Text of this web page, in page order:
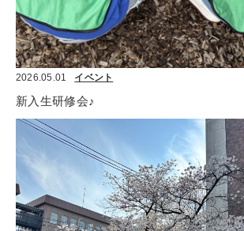
2026.05.01 イベント
新入生研修会♪